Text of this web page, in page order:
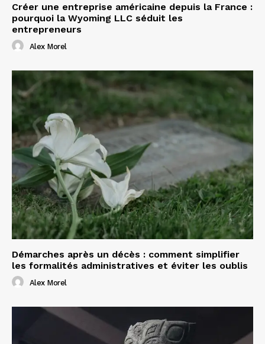
Créer une entreprise américaine depuis la France :
pourquoi la Wyoming LLC séduit les
entrepreneurs
Alex Morel
Démarches après un décès : comment simplifier
les formalités administratives et éviter les oublis
Alex Morel